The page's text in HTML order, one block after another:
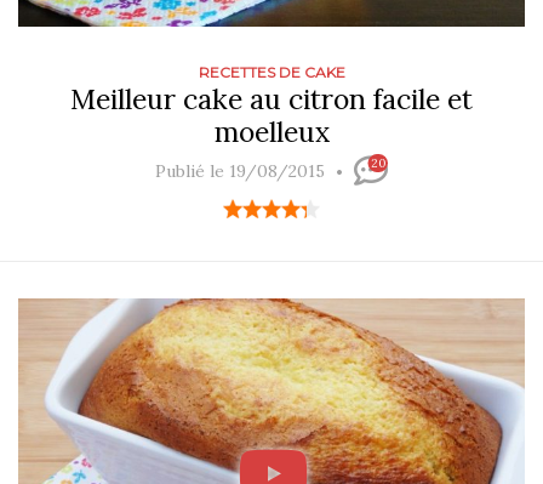
RECETTES DE CAKE
Meilleur cake au citron facile et
moelleux
Publié le 19/08/2015 20